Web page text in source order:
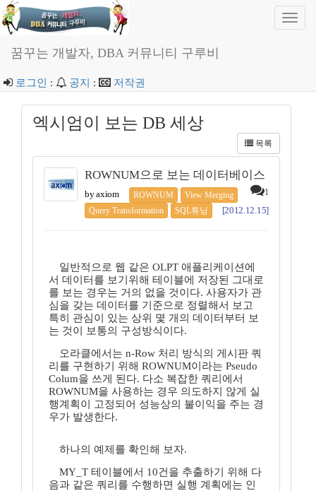
꿈꾸는 개발자, DBA 커뮤니티 구루비
로그인 : 공지 : 저작권
엑시엄이 보는 DB 세상
목록
ROWNUM으로 보는 데이터베이스
1
by axiom ROWNUM
View Merging
Query Transformation
SQL튜닝 [2012.12.15]
일반적으로 웹 같은 OLPT 애플리케이션에
서 데이터를 보기위해 테이블에 저장된 그대로
를 보는 경우는 거의 없을 것이다. 사용자가 관
심을 갖는 데이터를 기준으로 정렬해서 보고
특히 관심이 있는 상위 몇 개의 데이터부터 보
는 것이 보통의 구성방식이다.
오라클에서는 n-Row 처리 방식의 게시판 쿼
리를 구현하기 위해 ROWNUM이라는 Pseudo
Colum을 쓰게 된다. 다소 복잡한 쿼리에서
ROWNUM을 사용하는 경우 의도하지 않게 실
행계획이 고정되어 성능상의 불이익을 주는 경
우가 발생한다.
하나의 예제를 확인해 보자.
MY_T 테이블에서 10건을 추출하기 위해 다
음과 같은 쿼리를 수행하면 실행 계획에는 인